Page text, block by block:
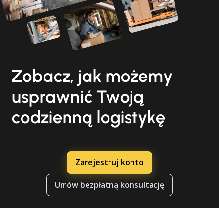
Zobacz, jak możemy
usprawnić Twoją
codzienną logistykę
Zarejestruj konto
Umów bezpłatną konsultację